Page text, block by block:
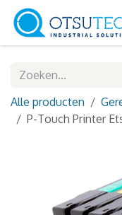
Overslaan naar inhoud
Alle producten
P-Touch Printer